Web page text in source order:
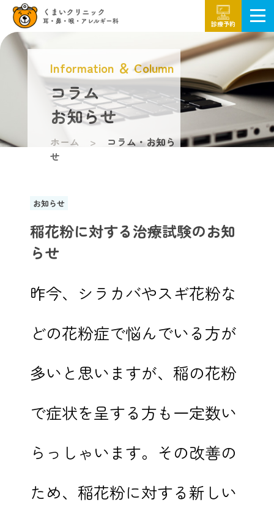
診療予約
Information ＆ Column
コラム
お知らせ
ホーム
コラム・お知ら
せ
お知らせ
稲花粉に対する治療試験のお知
らせ
昨今、シラカバやスギ花粉な
どの花粉症で悩んでいる方が
多いと思いますが、稲の花粉
で症状を呈する方も一定数い
らっしゃいます。その改善の
ため、稲花粉に対する新しい